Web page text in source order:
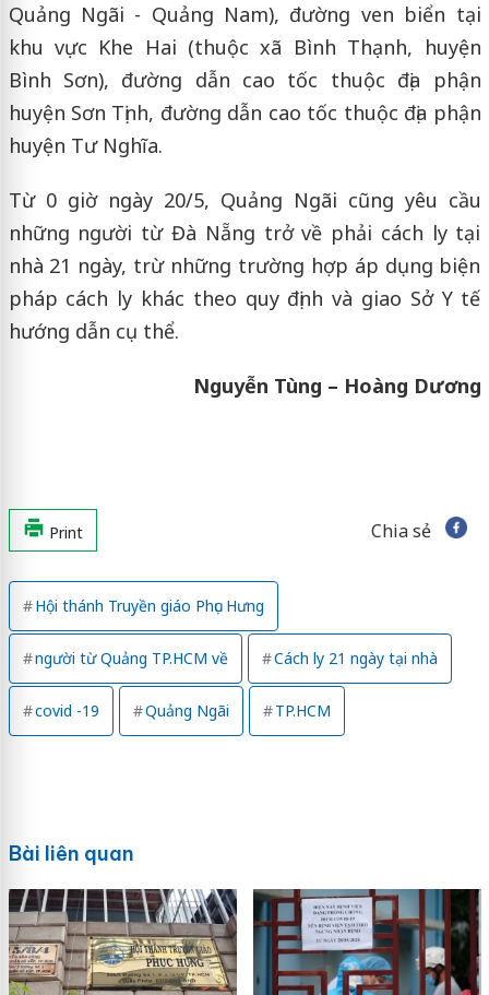
Quảng Ngãi - Quảng Nam), đường ven biển tại
khu vực Khe Hai (thuộc xã Bình Thạnh, huyện
Bình Sơn), đường dẫn cao tốc thuộc địa phận
huyện Sơn Tịnh, đường dẫn cao tốc thuộc địa phận
huyện Tư Nghĩa.
Từ 0 giờ ngày 20/5, Quảng Ngãi cũng yêu cầu
những người từ Đà Nẵng trở về phải cách ly tại
nhà 21 ngày, trừ những trường hợp áp dụng biện
pháp cách ly khác theo quy định và giao Sở Y tế
hướng dẫn cụ thể.
Nguyễn Tùng – Hoàng Dương
Print Chia sẻ
Hội thánh Truyền giáo Phục Hưng
người từ Quảng TP.HCM về Cách ly 21 ngày tại nhà
covid -19 Quảng Ngãi TP.HCM
Bài liên quan